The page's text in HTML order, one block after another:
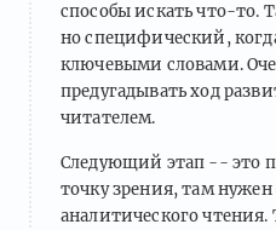
способы искать что-то.
но специфический,
ключевыми словами.
предугадывать ход
читателем.
Следующий этап -- это
точку зрения, там
аналитического чтения.